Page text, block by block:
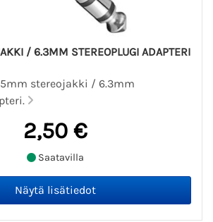
/ 6.3MM STEREOPLUGI ADAPTERI
stereojakki / 6.3mm
2,50 €
Saatavilla